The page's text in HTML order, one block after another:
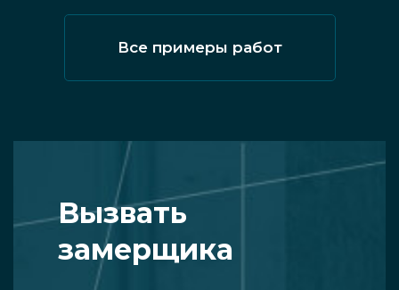
Все примеры работ
Вызвать
замерщика